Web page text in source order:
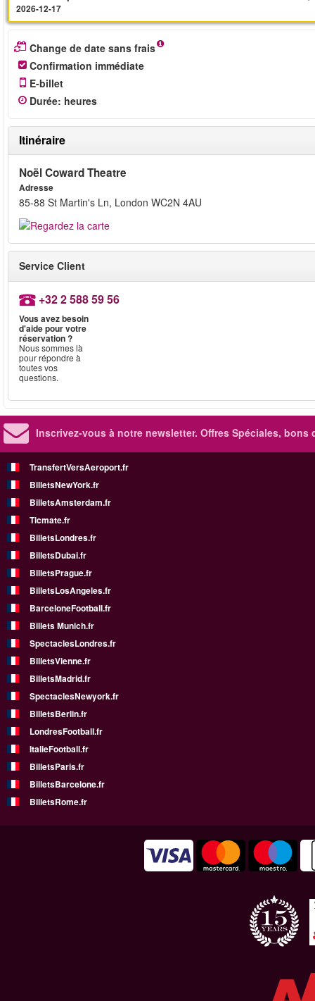
2026-12-17
Change de date sans frais
Confirmation immédiate
E-billet
Durée: heures
Itinéraire
Noël Coward Theatre
Adresse
85-88 St Martin's Ln, London WC2N 4AU
Service Client
+32 2 588 59 56
Vous avez besoin
d'aide pour votre
réservation ?
Nous sommes là
pour répondre à
toutes vos
questions.
Inscrivez-vous à notre newsletter. Offres Spéciales, bons
TransfertVersAeroport.fr
BilletsNewYork.fr
BilletsAmsterdam.fr
Ticmate.fr
BilletsLondres.fr
BilletsDubai.fr
BilletsPrague.fr
BilletsLosAngeles.fr
BarceloneFootball.fr
Billets Munich.fr
SpectaclesLondres.fr
BilletsVienne.fr
BilletsMadrid.fr
SpectaclesNewyork.fr
BilletsBerlin.fr
LondresFootball.fr
ItalieFootball.fr
BilletsParis.fr
BilletsBarcelone.fr
BilletsRome.fr